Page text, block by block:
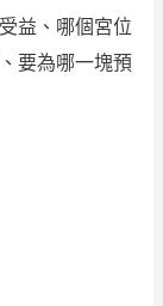
益、哪個宮位
要為哪一塊預